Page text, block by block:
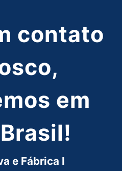
contato
em
e Fábrica I